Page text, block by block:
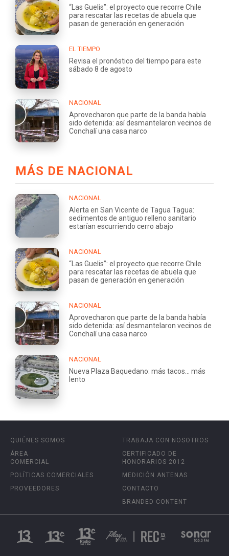
“Las Guelis”: el proyecto que recorre Chile
para rescatar las recetas de abuela que
pasan de generación en generación
EL TIEMPO
Revisa el pronóstico del tiempo para este
sábado 8 de agosto
NACIONAL
Aprovecharon que parte de la banda había
sido detenida: así desmantelaron vecinos de
Conchalí una casa narco
MÁS DE NACIONAL
NACIONAL
Alerta en San Vicente de Tagua Tagua:
sedimentos de antiguo relleno sanitario
estarían escurriendo cerro abajo
NACIONAL
“Las Guelis”: el proyecto que recorre Chile
para rescatar las recetas de abuela que
pasan de generación en generación
NACIONAL
Aprovecharon que parte de la banda había
sido detenida: así desmantelaron vecinos de
Conchalí una casa narco
NACIONAL
Nueva Plaza Baquedano: más tacos... más
lento
QUIÉNES SOMOS
ÁREA
COMERCIAL
POLÍTICAS COMERCIALES
PROVEEDORES
TRABAJA CON NOSOTROS
CERTIFICADO DE
HONORARIOS 2012
MEDICIÓN ANTENAS
CONTACTO
BRANDED CONTENT